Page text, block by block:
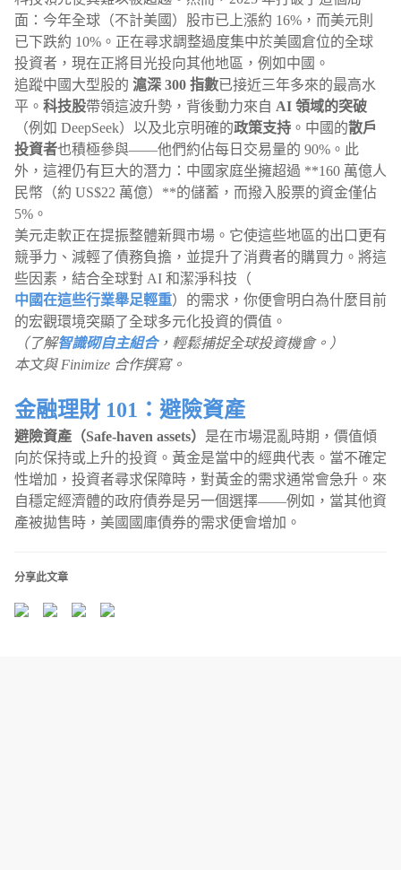
面：今年全球（不計美國）股市已上漲約 16%，而美元則
已下跌約 10%。正在尋求調整過度集中於美國倉位的全球
投資者，現在正將目光投向其他地區，例如中國。
追蹤中國大型股的 滬深 300 指數已接近三年多來的最高水
平。 科技股帶領這波升勢，背後動力來自 AI 領域的突破
（例如 DeepSeek）以及北京明確的政策支持 。中國的散戶
投資者也積極參與——他們約佔每日交易量的 90%。此
外，這裡仍有巨大的潛力：中國家庭坐擁超過 **160 萬億人
民幣（約 US$22 萬億）**的儲蓄，而撥入股票的資金僅佔
5%。
美元走軟正在提振整體新興市場。它使這些地區的出口更有
競爭力、減輕了債務負擔，並提升了消費者的購買力。將這
些因素，結合全球對 AI 和潔淨科技（
中國在這些行業舉足輕重）的需求，你便會明白為什麼目前
的宏觀環境突顯了全球多元化投資的價值。
（了解智識砌自主組合，輕鬆捕捉全球投資機會。）
本文與 Finimize 合作撰寫。
金融理財 101：避險資產
避險資產（Safe-haven assets） 是在市場混亂時期，價值傾
向於保持或上升的投資。黃金是當中的經典代表。當不確定
性增加，投資者尋求保障時，對黃金的需求通常會急升。來
自穩定經濟體的政府債券是另一個選擇——例如，當其他資
產被拋售時，美國國庫債券的需求便會增加。
分享此文章